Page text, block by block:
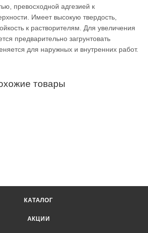
превосходной адгезией к
Имеет высокую твердость,
к растворителям. Для увеличения
предварительно загрунтовать
для наружных и внутренних работ.
товары
КАТАЛОГ
АКЦИИ